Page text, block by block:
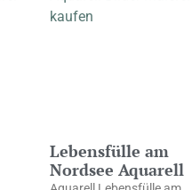
Lebensfülle am
Nordsee Aquarell